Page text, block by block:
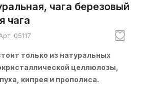
чага березовый
чага
05117
только из натуральных
целлюлозы,
кипрея и прополиса.